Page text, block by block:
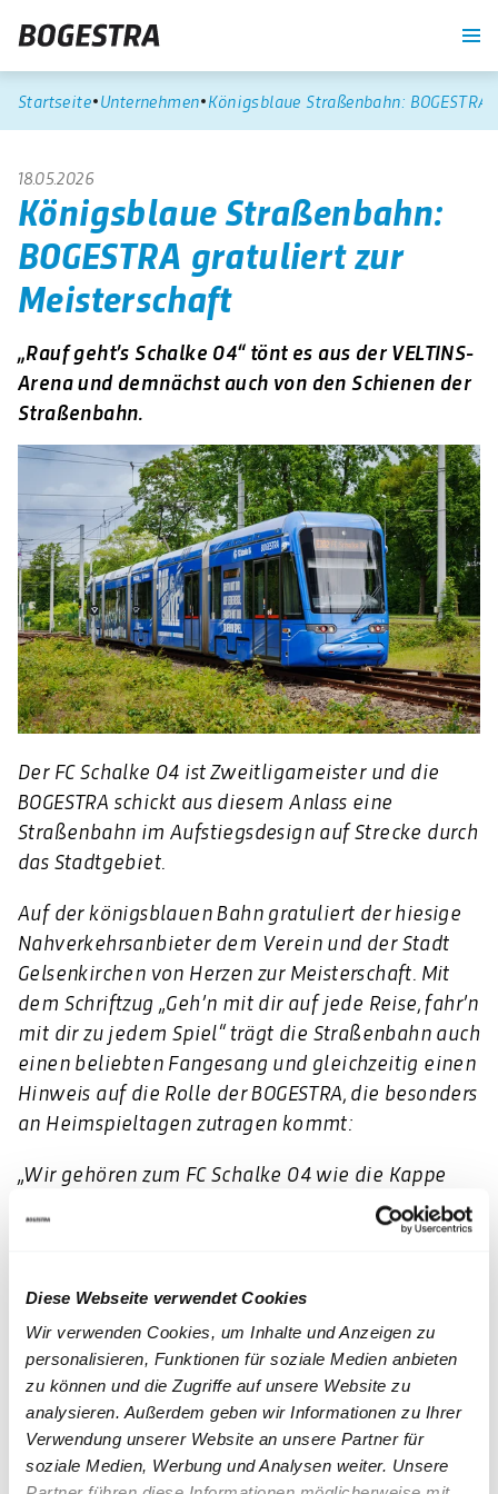
Diese Webseite verwendet Cookies
Wir verwenden Cookies, um Inhalte und Anzeigen zu
personalisieren, Funktionen für soziale Medien anbieten
zu können und die Zugriffe auf unsere Website zu
analysieren. Außerdem geben wir Informationen zu Ihrer
Verwendung unserer Website an unsere Partner für
soziale Medien, Werbung und Analysen weiter. Unsere
Startseite Unternehmen Königsblaue Straßenbahn:
18.05.2026
Königsblaue Straßenbahn:
BOGESTRA gratuliert zur
Meisterschaft
„Rauf geht’s Schalke 04“ tönt es aus der VELTINS-
Arena und demnächst auch von den Schienen der
Straßenbahn.
Der FC Schalke 04 ist Zweitligameister und die
BOGESTRA schickt aus diesem Anlass eine
Straßenbahn im Aufstiegsdesign auf Strecke durch
das Stadtgebiet.
Auf der königsblauen Bahn gratuliert der hiesige
Nahverkehrsanbieter dem Verein und der Stadt
Gelsenkirchen von Herzen zur Meisterschaft. Mit
dem Schriftzug „Geh’n mit dir auf jede Reise, fahr’n
mit dir zu jedem Spiel“ trägt die Straßenbahn auch
einen beliebten Fangesang und gleichzeitig einen
Hinweis auf die Rolle der BOGESTRA, die besonders
an Heimspieltagen zutragen kommt:
„Wir gehören zum FC Schalke 04 wie die Kappe
zum Erwin, denn unsere Fahrer*innen bringen pro
Heimspieltag tausende Fans zur Arena und wieder
Momenten wie diesen jubeln wir gemeinsam“,
erklärt BOGESTRA Vorstand Jörg Filter und
BOGESTRA-Vorstand Dr. Thomas Schaffer ergänzt:
„Dabei verstehen wir uns als starker und
zuverlässiger Mobilitätspartner von Stadt und
Verein – in jeder Situation. Deswegen wollen wir
Aufstieg und Meisterschaft gebührend feiern und